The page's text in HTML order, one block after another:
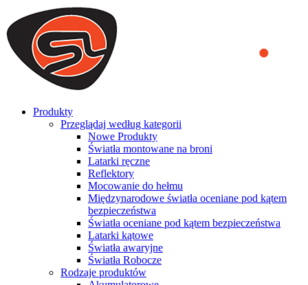
We use cookies to ensure that we provide you the best experience
on our website. By continuing to browse this website, you accept
that cookies are used to help us analyze how the website is used and
to offer you a better experience. To learn more or to find out how
you can disable cookies, you can access our
Produkty
Przeglądaj według kategorii
Nowe Produkty
Światła montowane na broni
Latarki ręczne
Reflektory
Mocowanie do hełmu
Międzynarodowe światła oceniane pod kątem
bezpieczeństwa
Światła oceniane pod kątem bezpieczeństwa
Latarki kątowe
Światła awaryjne
Światła Robocze
Rodzaje produktów